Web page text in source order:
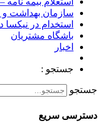
سازمان بهداشت و
استخدام در نیکسا
باشگاه مشتریان
اخبار
جستجو :
جستجو
دسترسی سریع